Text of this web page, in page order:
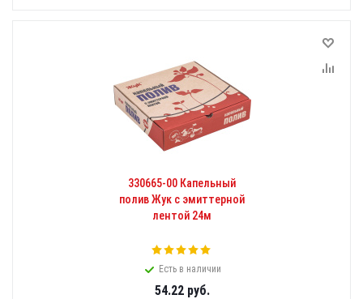
330665-00 Капельный
полив Жук с эмиттерной
лентой 24м
Есть в наличии
54.22руб.